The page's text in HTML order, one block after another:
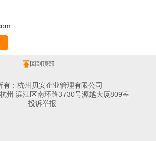
回到顶部
有：杭州贝安企业管理有限公司
州 滨江区南环路3730号源越大厦809室
投诉举报